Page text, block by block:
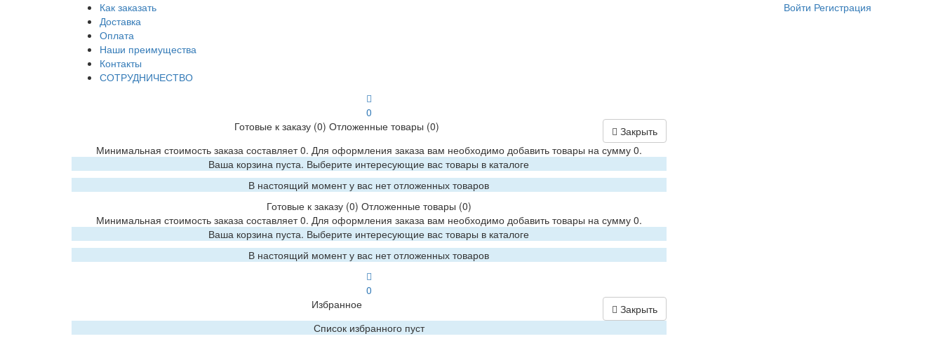
Как заказать
Доставка
Оплата
Наши преимущества
Контакты
СОТРУДНИЧЕСТВО
0
Готовые к заказу (0) Отложенные товары (0)
Закрыть
Минимальная стоимость заказа составляет 0. Для оформления заказа вам необходимо добавить товары на сумму 0.
Ваша корзина пуста. Выберите интересующие вас товары в каталоге
В настоящий момент у вас нет отложенных товаров
Готовые к заказу(0) Отложенные товары (0)
Минимальная стоимость заказа составляет 0. Для оформления заказа вам необходимо добавить товары на сумму 0.
Ваша корзина пуста. Выберите интересующие вас товары в каталоге
В настоящий момент у вас нет отложенных товаров
0
Избранное
Закрыть
Список избранного пуст
Войти Регистрация